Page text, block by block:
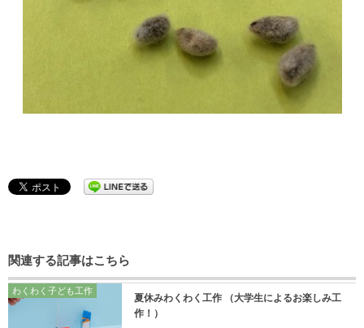
関連する記事はこちら
わくわく子ども工作
夏休みわくわく工作 （大学生によるお楽しみ工
作！）